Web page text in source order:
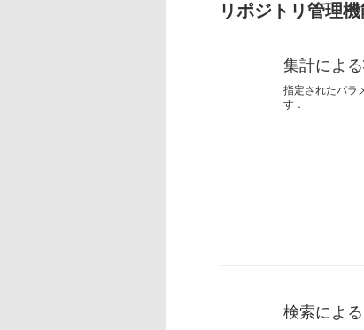
リポジトリ管理
集計によ
指定されたパラ
す．
検索によ